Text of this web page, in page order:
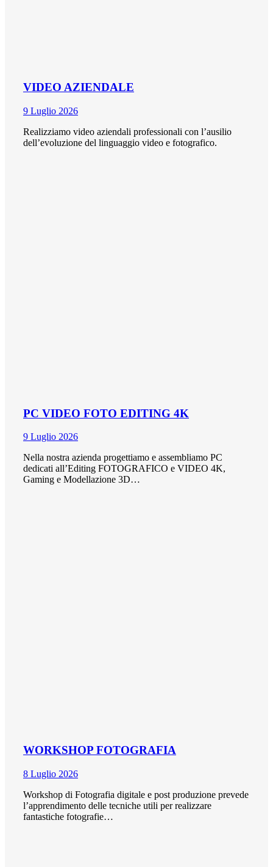
VIDEO AZIENDALE
9 Luglio 2026
Realizziamo video aziendali professionali con l’ausilio
dell’evoluzione del linguaggio video e fotografico.
PC VIDEO FOTO EDITING 4K
9 Luglio 2026
Nella nostra azienda progettiamo e assembliamo PC
dedicati all’Editing FOTOGRAFICO e VIDEO 4K,
Gaming e Modellazione 3D…
WORKSHOP FOTOGRAFIA
8 Luglio 2026
Workshop di Fotografia digitale e post produzione prevede
l’apprendimento delle tecniche utili per realizzare
fantastiche fotografie…